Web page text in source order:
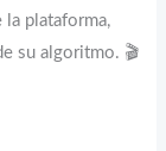
plataforma,
su algoritmo. 🎬